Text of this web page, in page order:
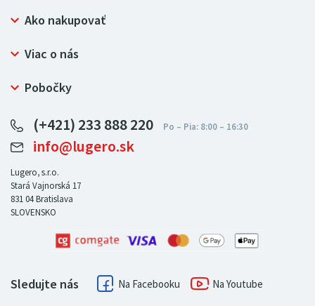
Ako nakupovať
Prečo nakupovať u LUGERO
Ochrana osobných údajov
Viac o nás
Bezpečný nákup
Certifikát NATUR-PACK
Pre predajcov
Pobočky
LUGERO Nemecko
LUGERO Česká republika
LUGERO Maďarsko
LUGERO Rakousko
(+421) 233 888 220
info@lugero.sk
Lugero, s.r.o.
Stará Vajnorská 17
831 04Bratislava
SLOVENSKO
Sledujte nás Facebook Youtube